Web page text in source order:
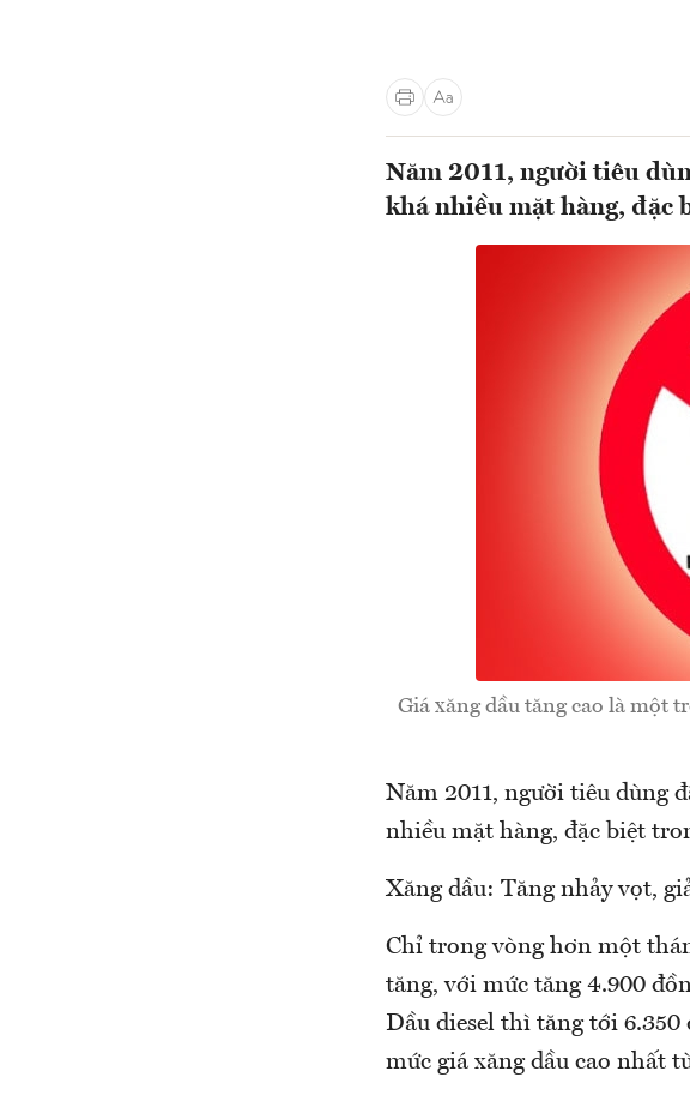
Năm 2011, người tiêu
khá nhiều mặt hàng, đặc
Giá xăng dầu tăng cao là một
Năm 2011, người tiêu dùng
nhiều mặt hàng, đặc biệt
Xăng dầu: Tăng nhảy vọt,
Chỉ trong vòng hơn một
tăng, với mức tăng 4.900
Dầu diesel thì tăng tới
mức giá xăng dầu cao nhất